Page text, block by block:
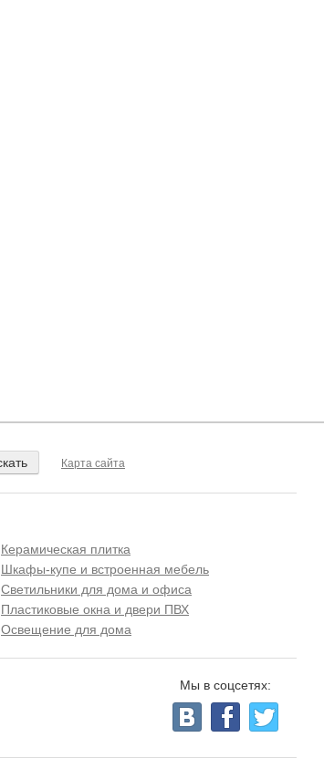
Карта сайта
Керамическая плитка
Шкафы-купе и встроенная мебель
Светильники для дома и офиса
Пластиковые окна и двери ПВХ
Освещение для дома
Мы в соцсетях: